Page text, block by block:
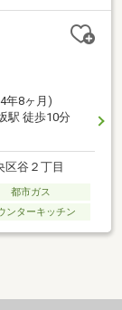
年8ヶ月)
駅 徒歩10分
区谷２丁目
都市ガス
ンターキッチン